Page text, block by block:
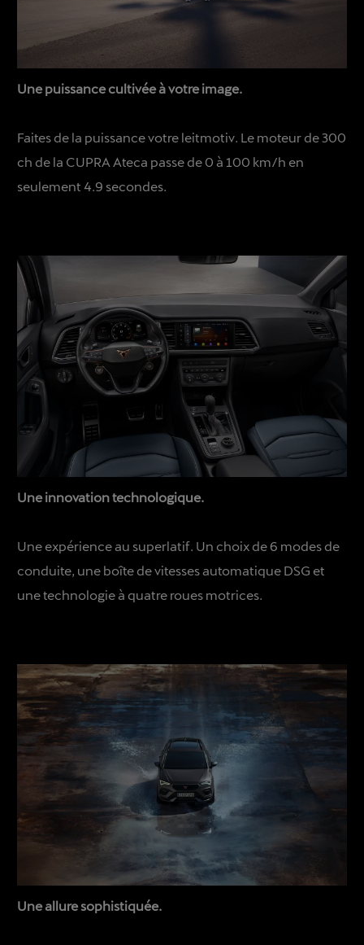
Une puissance cultivée à votre image.
Faites de la puissance votre leitmotiv. Le moteur de 300
ch de la CUPRA Ateca passe de 0 à 100 km/h en
seulement 4.9 secondes.
Une innovation technologique.
Une expérience au superlatif. Un choix de 6 modes de
conduite, une boîte de vitesses automatique DSG et
une technologie à quatre roues motrices.
Une allure sophistiquée.